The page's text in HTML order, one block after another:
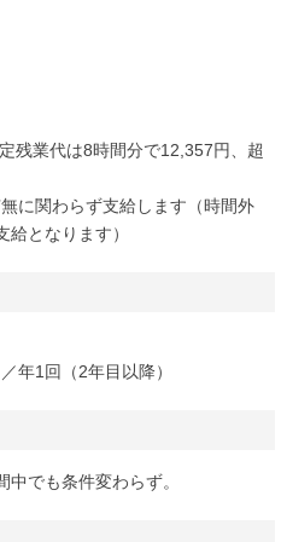
残業代は8時間分で12,357円、超
に関わらず支給します（時間外
となります）
年1回（2年目以降）
でも条件変わらず。